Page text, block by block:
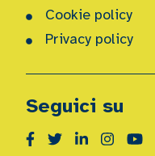
Cookie policy
Privacy policy
Seguici su